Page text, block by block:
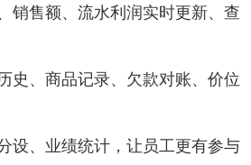
销售额、流水利润实时更新、查
史、商品记录、欠款对账、价位
设、业绩统计，让员工更有参与